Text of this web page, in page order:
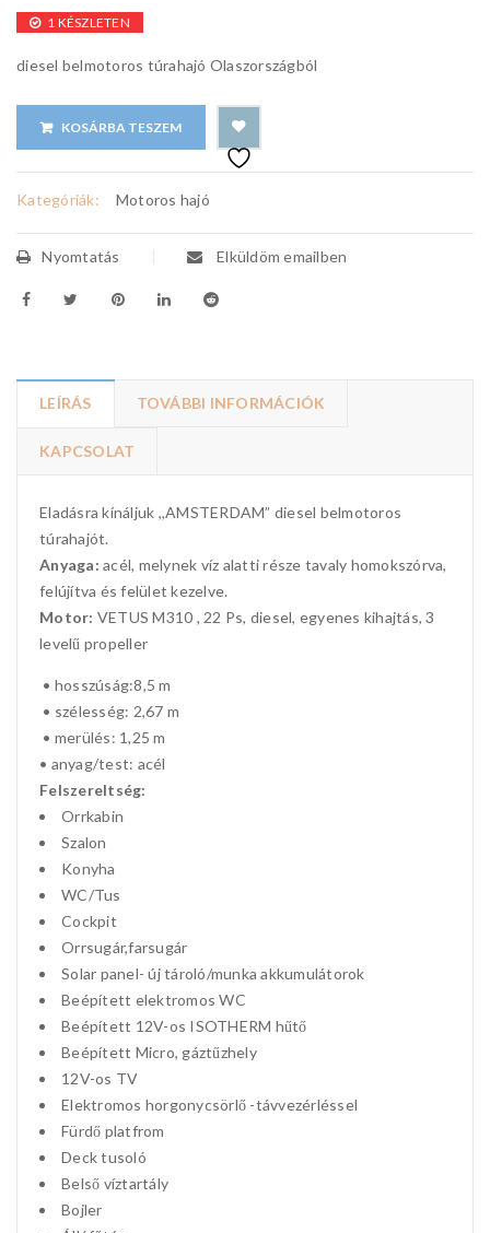
1 KÉSZLETEN
diesel belmotoros túrahajó Olaszországból
KOSÁRBA TESZEM
Kategóriák: Motoros hajó
Nyomtatás Elküldöm emailben
LEÍRÁS TOVÁBBI INFORMÁCIÓK
KAPCSOLAT
Eladásra kínáljuk ,,AMSTERDAM” diesel belmotoros
túrahajót.
Anyaga: acél, melynek víz alatti része tavaly homokszórva,
felújítva és felület kezelve.
Motor: VETUS M310 , 22 Ps, diesel, egyenes kihajtás, 3
levelű propeller
• hosszúság:8,5 m
• szélesség: 2,67 m
• merülés: 1,25 m
• anyag/test: acél
Felszereltség:
Orrkabin
Szalon
Konyha
WC/Tus
Cockpit
Orrsugár,farsugár
Solar panel- új tároló/munka akkumulátorok
Beépített elektromos WC
Beépített 12V-os ISOTHERM hűtő
Beépített Micro, gáztűzhely
12V-os TV
Elektromos horgonycsörlő -távvezérléssel
Fürdő platfrom
Deck tusoló
Belső víztartály
Bojler